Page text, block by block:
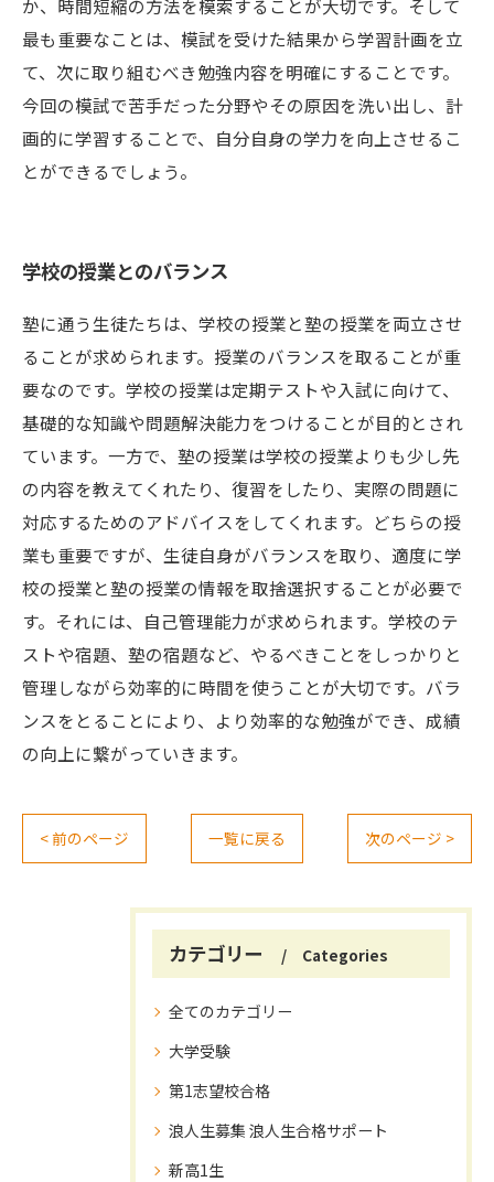
か、時間短縮の方法を模索することが大切です。そして
最も重要なことは、模試を受けた結果から学習計画を立
て、次に取り組むべき勉強内容を明確にすることです。
今回の模試で苦手だった分野やその原因を洗い出し、計
画的に学習することで、自分自身の学力を向上させるこ
とができるでしょう。
学校の授業とのバランス
塾に通う生徒たちは、学校の授業と塾の授業を両立させ
ることが求められます。授業のバランスを取ることが重
要なのです。学校の授業は定期テストや入試に向けて、
基礎的な知識や問題解決能力をつけることが目的とされ
ています。一方で、塾の授業は学校の授業よりも少し先
の内容を教えてくれたり、復習をしたり、実際の問題に
対応するためのアドバイスをしてくれます。どちらの授
業も重要ですが、生徒自身がバランスを取り、適度に学
校の授業と塾の授業の情報を取捨選択することが必要で
す。それには、自己管理能力が求められます。学校のテ
ストや宿題、塾の宿題など、やるべきことをしっかりと
管理しながら効率的に時間を使うことが大切です。バラ
ンスをとることにより、より効率的な勉強ができ、成績
の向上に繋がっていきます。
< 前のページ 一覧に戻る 次のページ >
カテゴリー Categories
全てのカテゴリー
大学受験
第1志望校合格
浪人生募集 浪人生合格サポート
新高1生